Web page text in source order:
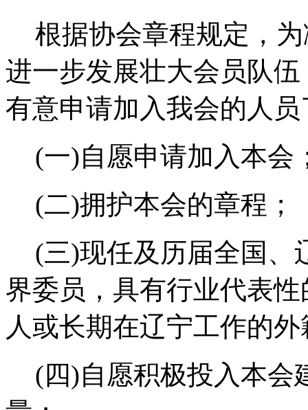
根据协会章程规定，
进一步发展壮大会员队
有意申请加入我会的人
(一)自愿申请加入本会
(二)拥护本会的章程；
(三)现任及历届全国、
界委员，具有行业代表
人或长期在辽宁工作的
(四)自愿积极投入本会